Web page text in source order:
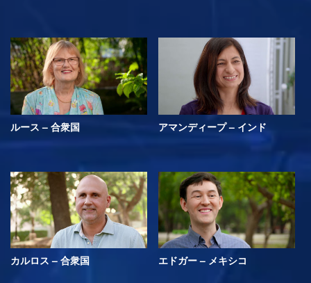
ルース – 合衆国 アマンディープ – インド
カルロス – 合衆国 エドガー – メキシコ